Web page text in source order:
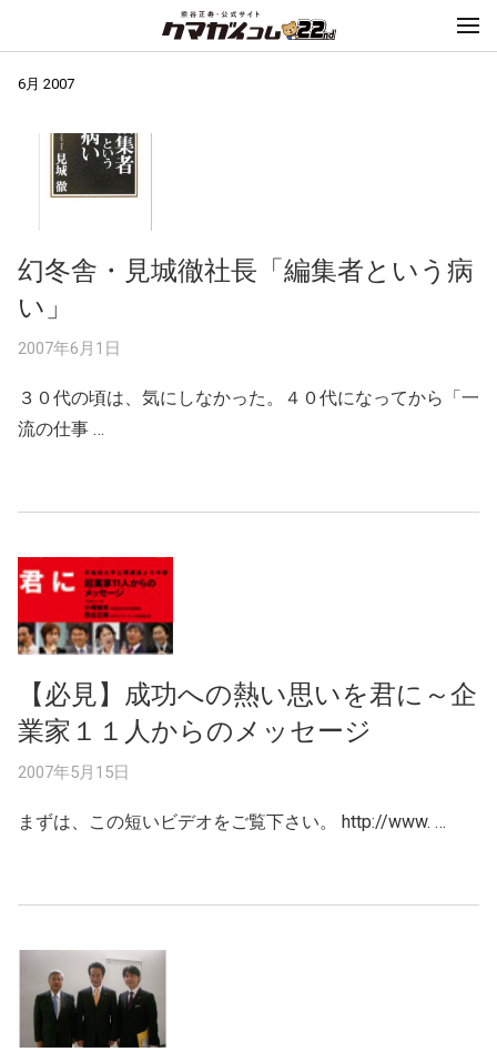
6月 2007
幻冬舎・見城徹社長「編集者という病
い」
2007年6月1日
３０代の頃は、気にしなかった。４０代になってから「一
流の仕事 …
【必見】成功への熱い思いを君に～企
業家１１人からのメッセージ
2007年5月15日
まずは、この短いビデオをご覧下さい。 http://www. …